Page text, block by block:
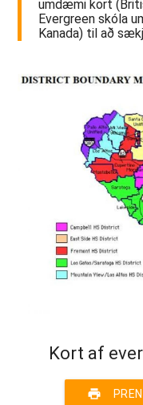
umdæmi kort
Evergreen skóla
Kanada) til að
Kort af
print